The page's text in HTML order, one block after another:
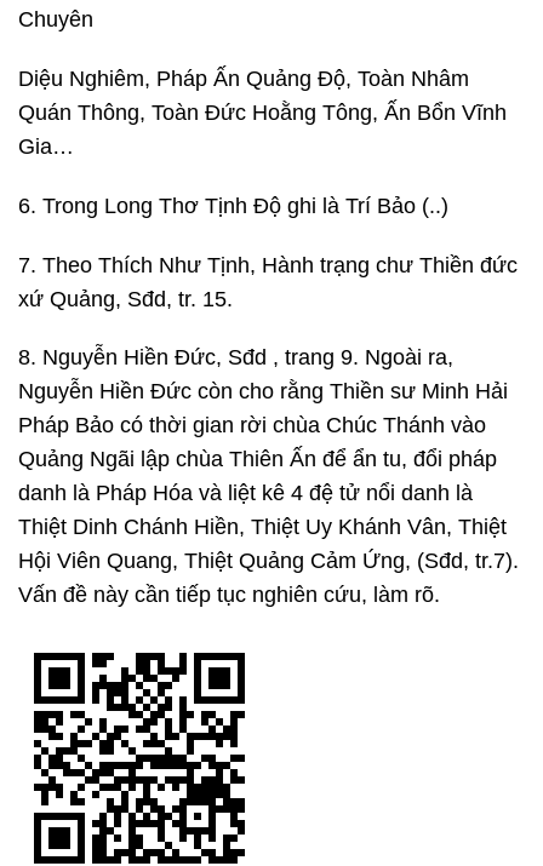
Chuyên
Diệu Nghiêm, Pháp Ấn Quảng Độ, Toàn Nhâm
Quán Thông, Toàn Đức Hoằng Tông, Ấn Bổn Vĩnh
Gia…
6. Trong Long Thơ Tịnh Độ ghi là Trí Bảo (..)
7. Theo Thích Như Tịnh, Hành trạng chư Thiền đức
xứ Quảng, Sđd, tr. 15.
8. Nguyễn Hiền Đức, Sđd , trang 9. Ngoài ra,
Nguyễn Hiền Đức còn cho rằng Thiền sư Minh Hải
Pháp Bảo có thời gian rời chùa Chúc Thánh vào
Quảng Ngãi lập chùa Thiên Ấn để ẩn tu, đổi pháp
danh là Pháp Hóa và liệt kê 4 đệ tử nổi danh là
Thiệt Dinh Chánh Hiền, Thiệt Uy Khánh Vân, Thiệt
Hội Viên Quang, Thiệt Quảng Cảm Ứng, (Sđd, tr.7).
Vấn đề này cần tiếp tục nghiên cứu, làm rõ.